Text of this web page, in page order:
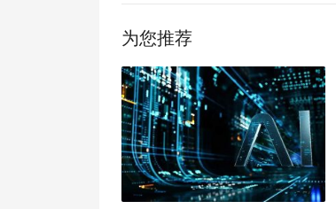
为您推荐